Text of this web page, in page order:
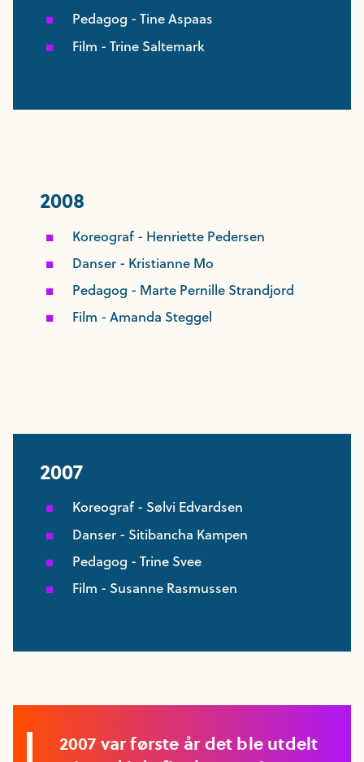
Pedagog - Tine Aspaas
Film - Trine Saltemark
2008
Koreograf - Henriette Pedersen
Danser - Kristianne Mo
Pedagog - Marte Pernille Strandjord
Film - Amanda Steggel
2007
Koreograf - Sølvi Edvardsen
Danser - Sitibancha Kampen
Pedagog - Trine Svee
Film - Susanne Rasmussen
2007 var første år det ble utdelt